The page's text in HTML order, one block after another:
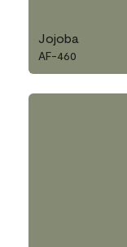
Jojoba
AF-460